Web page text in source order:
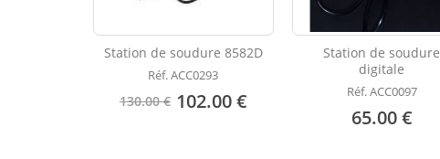
Station de soudure 8582D
Réf. ACC0293
130.00 € 102.00 €
Station de soudure
digitale
Réf. ACC0097
65.00 €